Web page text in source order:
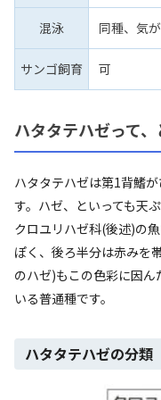
混泳 同種、気
サンゴ飼育 可
ハタタテハゼって、
ハタタテハゼは第1背鰭
す。ハゼ、といっても天
クロユリハゼ科(後述)の
ぽく、後ろ半分は赤みを
のハゼ)もこの色彩に因
いる普通種です。
ハタタテハゼの分類